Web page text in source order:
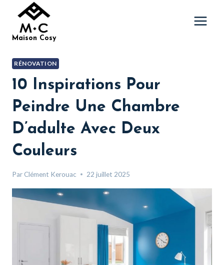
contenu
Maison Cosy
RÉNOVATION
10 Inspirations Pour
Peindre Une Chambre
D’adulte Avec Deux
Couleurs
Par Clément Kerouac 22 juillet 2025